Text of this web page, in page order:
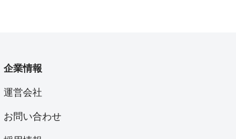
企業情報
運営会社
お問い合わせ